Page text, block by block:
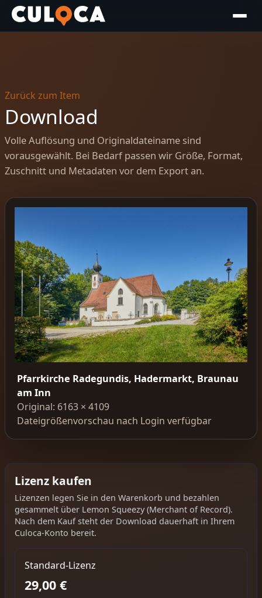
Zurück zum Item
Download
Volle Auflösung und Originaldateiname sind
vorausgewählt. Bei Bedarf passen wir Größe, Format,
Zuschnitt und Metadaten vor dem Export an.
Pfarrkirche Radegundis, Hadermarkt, Braunau
am Inn
Original: 6163 × 4109
Dateigrößenvorschau nach Login verfügbar
Lizenz kaufen
Lizenzen legen Sie in den Warenkorb und bezahlen
gesammelt über Lemon Squeezy (Merchant of Record).
Nach dem Kauf steht der Download dauerhaft in Ihrem
Culoca-Konto bereit.
Standard-Lizenz
29,00 €